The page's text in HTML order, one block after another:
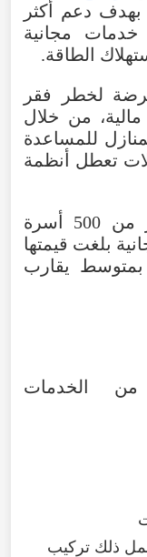
بهدف دعم
أكثر
خدمات
مجانية
الطاقة.
لخطر
فقر
مالية، من خلال
للمساعدة
تعطل
أنظمة
من
أسرة
بلغت قيمتها
بمتوسط
يقارب
من
الخدمات
ذلك تركيب